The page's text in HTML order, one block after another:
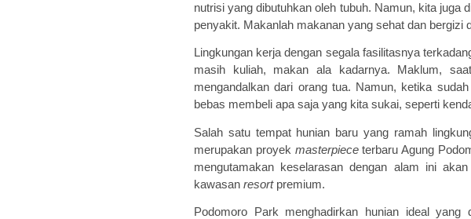
nutrisi yang dibutuhkan oleh tubuh. Namun, kita
penyakit. Makanlah makanan yang sehat dan bergizi
Lingkungan kerja dengan segala fasilitasnya
masih kuliah, makan ala kadarnya. Maklum,
mengandalkan dari orang tua. Namun, ketika
bebas membeli apa saja yang kita sukai, seperti
Salah satu tempat hunian baru yang ramah
merupakan proyek masterpieceterbaru Agung
mengutamakan keselarasan dengan alam ini
kawasan resortpremium.
Podomoro Park menghadirkan hunian ideal yang